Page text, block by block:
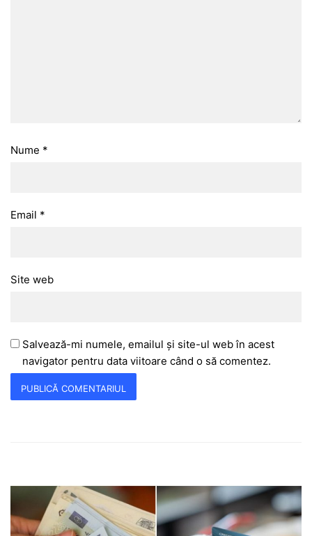
Nume *
Email *
Site web
Salvează-mi numele, emailul și site-ul web în acest
navigator pentru data viitoare când o să comentez.